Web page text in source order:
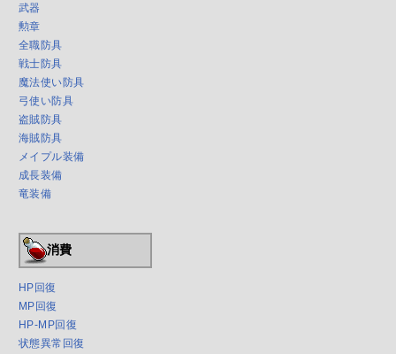
武器
勲章
全職防具
戦士防具
魔法使い防具
弓使い防具
盗賊防具
海賊防具
メイプル装備
成長装備
竜装備
消費
HP回復
MP回復
HP-MP回復
状態異常回復